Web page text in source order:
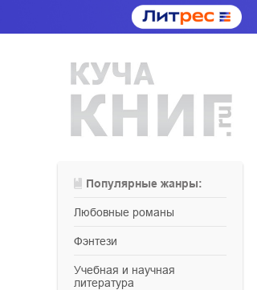
Популярные жанры:
любовные романы
фэнтези
учебная и научная
литература